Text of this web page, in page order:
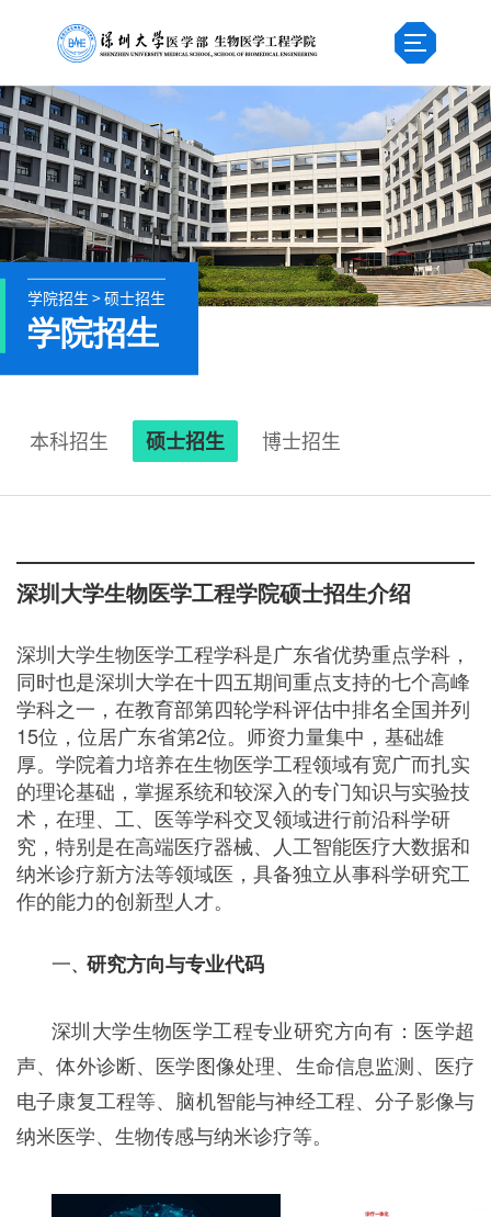
学院招生 > 硕士招生
学院招生
本科招生 硕士招生 博士招生
深圳大学生物医学工程学院硕士招生介绍
深圳大学生物医学工程学科是广东省优势重点学科，
同时也是深圳大学在十四五期间重点支持的七个高峰
学科之一，在教育部第四轮学科评估中排名全国并列
15位，位居广东省第2位。师资力量集中，基础雄
厚。学院着力培养在生物医学工程领域有宽广而扎实
的理论基础，掌握系统和较深入的专门知识与实验技
术，在理、工、医等学科交叉领域进行前沿科学研
究，特别是在高端医疗器械、人工智能医疗大数据和
纳米诊疗新方法等领域医，具备独立从事科学研究工
作的能力的创新型人才。
一、 研究方向与专业代码
深圳大学生物医学工程专业研究方向有：医学超
声、体外诊断、医学图像处理、生命信息监测、医疗
电子康复工程等、脑机智能与神经工程、分子影像与
纳米医学、生物传感与纳米诊疗等。